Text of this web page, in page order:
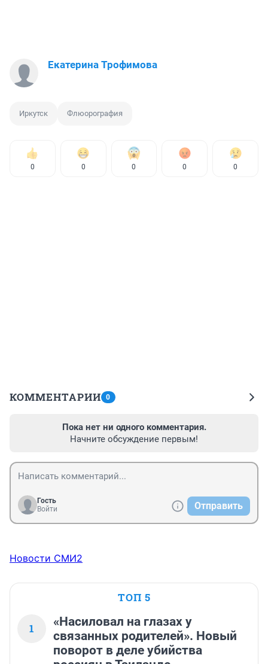
Екатерина Трофимова
Иркутск Флюорография
0 0 0 0 0
КОММЕНТАРИИ 0
Пока нет ни одного комментария.
Начните обсуждение первым!
Гость
Войти
Отправить
Новости СМИ2
ТОП 5
1
«Насиловал на глазах у
связанных родителей». Новый
поворот в деле убийства